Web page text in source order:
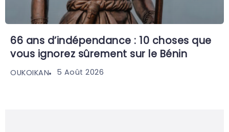
66 ans d’indépendance : 10 choses que
vous ignorez sûrement sur le Bénin
OUKOIKAN 5 Août 2026